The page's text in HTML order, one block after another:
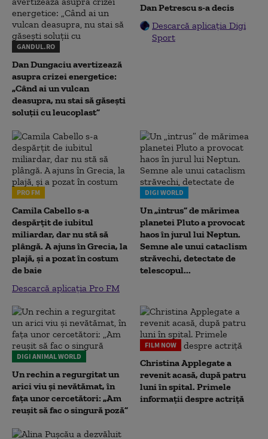
GANDUL.RO
Dan Dungaciu avertizează
asupra crizei energetice:
„Când ai un vulcan
deasupra, nu stai să găsești
soluții cu leucoplast”
Dan Petrescu s-a decis
Descarcă aplicația Digi
Sport
PRO FM
Camila Cabello s-a
despărțit de iubitul
miliardar, dar nu stă să
plângă. A ajuns în Grecia, la
plajă, și a pozat în costum
de baie
Descarcă aplicația Pro FM
DIGI WORLD
Un „intrus” de mărimea
planetei Pluto a provocat
haos în jurul lui Neptun.
Semne ale unui cataclism
străvechi, detectate de
telescopul...
DIGI ANIMAL WORLD
Un rechin a regurgitat un
arici viu și nevătămat, în
fața unor cercetători: „Am
reușit să fac o singură poză”
FILM NOW
Christina Applegate a
revenit acasă, după patru
luni în spital. Primele
informații despre actriță